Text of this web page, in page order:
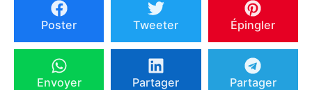
Poster Tweeter Épingler
Envoyer Partager Partager